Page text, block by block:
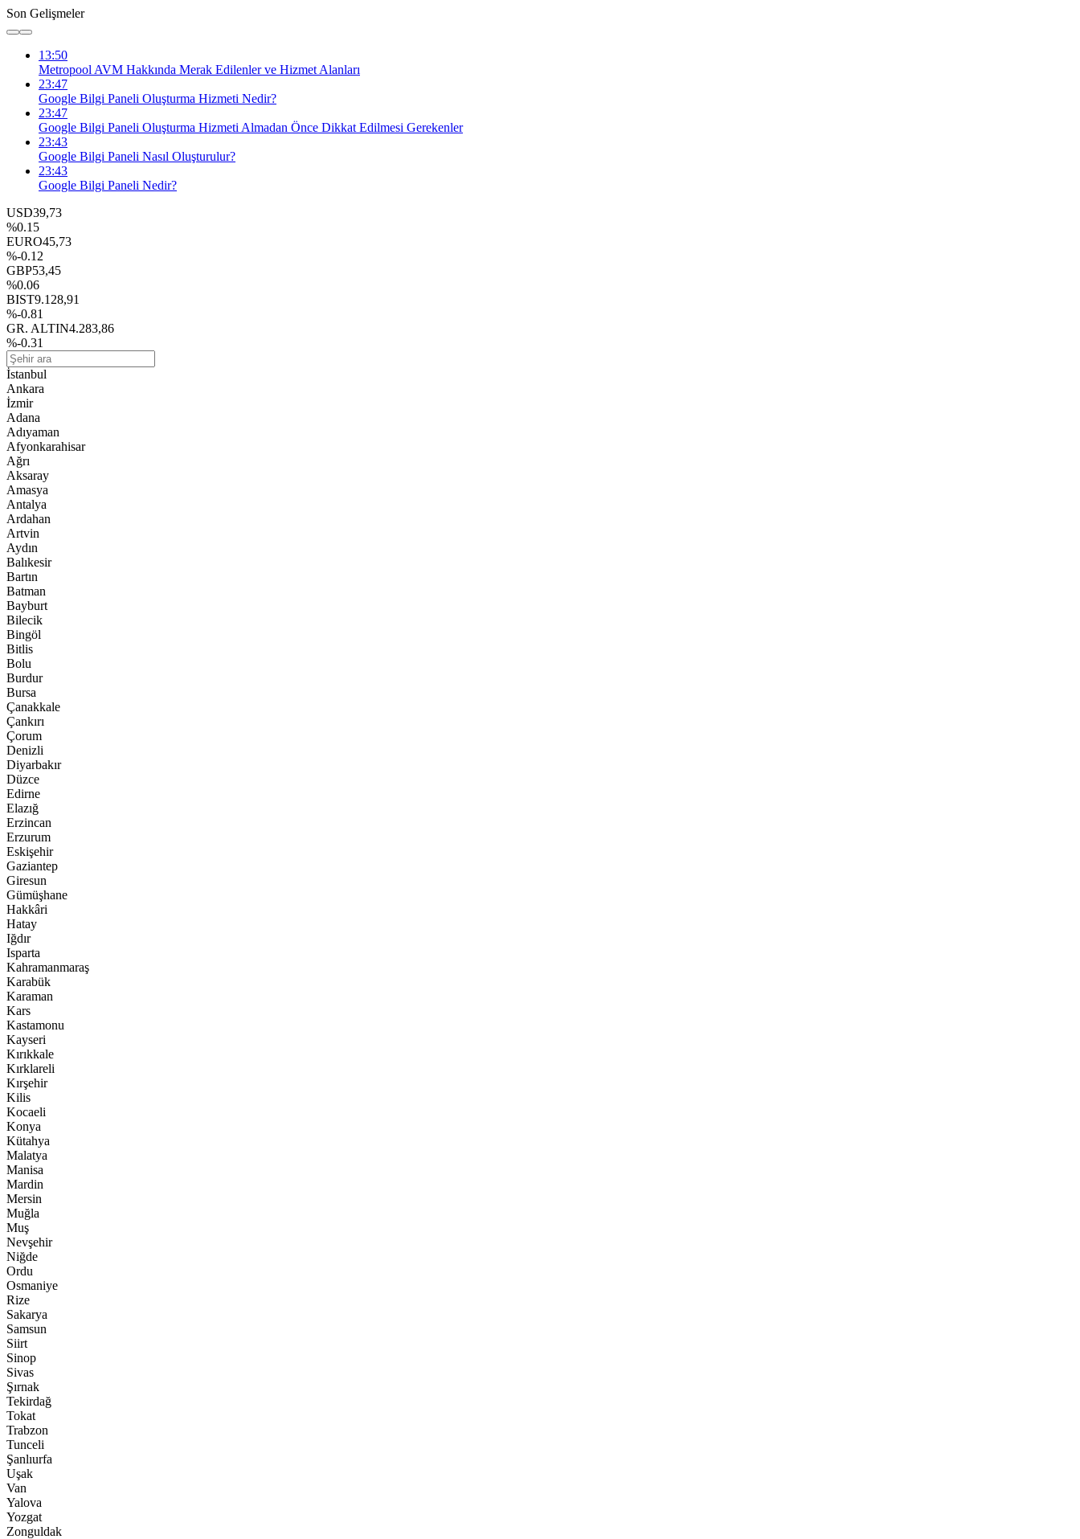
Son Gelişmeler
13:50
Metropool AVM Hakkında Merak Edilenler ve Hizmet Alanları
23:47
Google Bilgi Paneli Oluşturma Hizmeti Nedir?
23:47
Google Bilgi Paneli Oluşturma Hizmeti Almadan Önce Dikkat Edilmesi Gerekenler
23:43
Google Bilgi Paneli Nasıl Oluşturulur?
23:43
Google Bilgi Paneli Nedir?
USD39,73
%0.15
EURO45,73
%-0.12
GBP53,45
%0.06
BIST9.128,91
%-0.81
GR. ALTIN4.283,86
%-0.31
İstanbul
Ankara
İzmir
Adana
Adıyaman
Afyonkarahisar
Ağrı
Aksaray
Amasya
Antalya
Ardahan
Artvin
Aydın
Balıkesir
Bartın
Batman
Bayburt
Bilecik
Bingöl
Bitlis
Bolu
Burdur
Bursa
Çanakkale
Çankırı
Çorum
Denizli
Diyarbakır
Düzce
Edirne
Elazığ
Erzincan
Erzurum
Eskişehir
Gaziantep
Giresun
Gümüşhane
Hakkâri
Hatay
Iğdır
Isparta
Kahramanmaraş
Karabük
Karaman
Kars
Kastamonu
Kayseri
Kırıkkale
Kırklareli
Kırşehir
Kilis
Kocaeli
Konya
Kütahya
Malatya
Manisa
Mardin
Mersin
Muğla
Muş
Nevşehir
Niğde
Ordu
Osmaniye
Rize
Sakarya
Samsun
Siirt
Sinop
Sivas
Şırnak
Tekirdağ
Tokat
Trabzon
Tunceli
Şanlıurfa
Uşak
Van
Yalova
Yozgat
Zonguldak